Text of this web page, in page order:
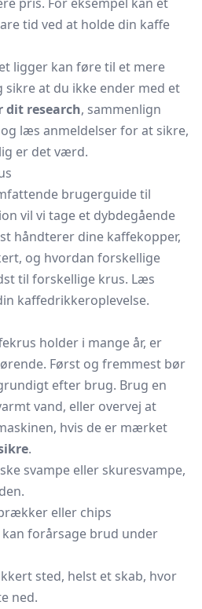
tid ved at holde din kaffe
ligger kan føre til et mere
at du ikke ender med et
dit research, sammenlign
læs anmeldelser for at sikre,
er det værd.
brugerguide til
vil vi tage et dybdegående
håndterer dine kaffekopper,
og hvordan forskellige
til forskellige krus. Læs
kaffedrikkeroplevelse.
holder i mange år, er
Først og fremmest bør
efter brug. Brug en
vand, eller overvej at
hvis de er mærket
.
svampe eller skuresvampe,
eller chips
forårsage brud under
sted, helst et skab, hvor
ned.